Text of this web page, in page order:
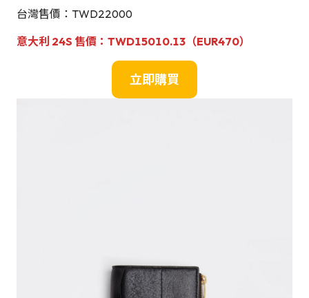
台灣售價：TWD22000
意大利 24S 售價： TWD15010.13（EUR470）
立即購買